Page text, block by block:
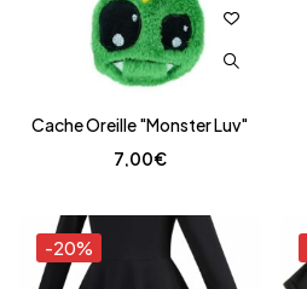
Cache Oreille "Monster Luv"
7,00€
-20%